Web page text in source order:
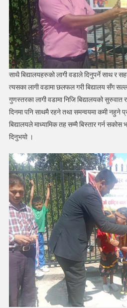
साथै बिद्यालयहरुको लागी वडाले दिनुपर्ने साथ र
त्यसका लागी वडामा छलफल गरी बिद्यालय सँग
गुणस्तरका लागी वडामा निजि बिद्यालयको सुरुवात
दिनमा पनि साथमै रहने तथा समन्वयमा कमी नहुने
बिद्यालयले माध्यामिक तह सम्मै बिस्तार गर्न
दिनुभयो ।